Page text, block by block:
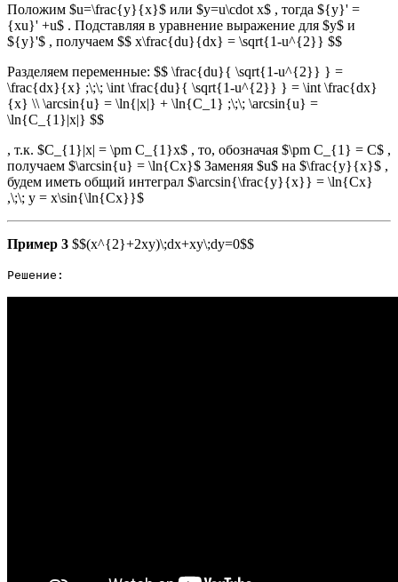
Положим $u=\frac{y}{x}$ или $y=u\cdot x$ , тогда ${y}' =
{xu}' +u$ . Подставляя в уравнение выражение для $y$ и
${y}'$ , получаем $$ x\frac{du}{dx} = \sqrt{1-u^{2}} $$
Разделяем переменные: $$ \frac{du}{ \sqrt{1-u^{2}} } =
\frac{dx}{x} ;\;\; \int \frac{du}{ \sqrt{1-u^{2}} } = \int \frac{dx}
{x} \\ \arcsin{u} = \ln{|x|} + \ln{C_1} ;\;\; \arcsin{u} =
\ln{C_{1}|x|} $$
, т.к. $C_{1}|x| = \pm C_{1}x$ , то, обозначая $\pm C_{1} = C$ ,
получаем $\arcsin{u} = \ln{Cx}$ Заменяя $u$ на $\frac{y}{x}$ ,
будем иметь общий интеграл $\arcsin{\frac{y}{x}} = \ln{Cx}
,\;\; y = x\sin{\ln{Cx}}$
Пример 3 $$(x^{2}+2xy)\;dx+xy\;dy=0$$
Решение: